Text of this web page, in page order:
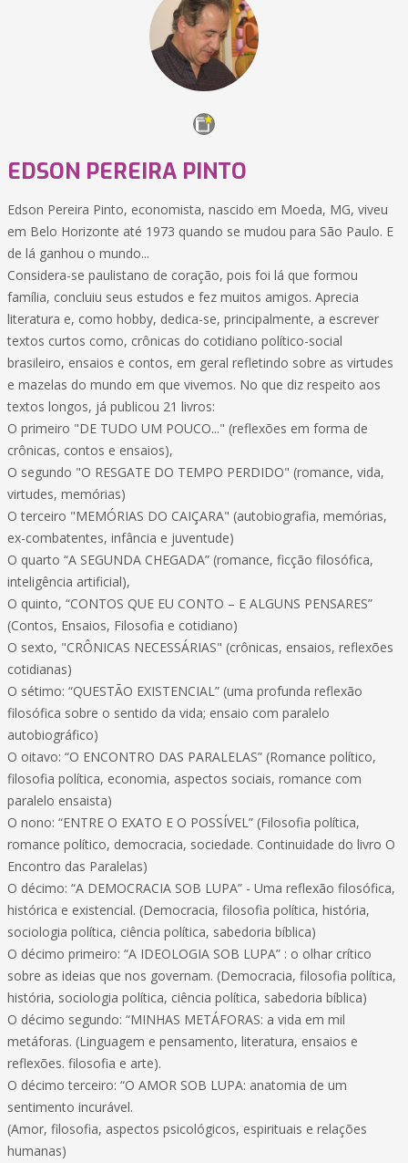
EDSON PEREIRA PINTO
Edson Pereira Pinto, economista, nascido em Moeda, MG, viveu
em Belo Horizonte até 1973 quando se mudou para São Paulo. E
de lá ganhou o mundo...
Considera-se paulistano de coração, pois foi lá que formou
família, concluiu seus estudos e fez muitos amigos. Aprecia
literatura e, como hobby, dedica-se, principalmente, a escrever
textos curtos como, crônicas do cotidiano político-social
brasileiro, ensaios e contos, em geral refletindo sobre as virtudes
e mazelas do mundo em que vivemos. No que diz respeito aos
textos longos, já publicou 21 livros:
O primeiro "DE TUDO UM POUCO..." (reflexões em forma de
crônicas, contos e ensaios),
O segundo "O RESGATE DO TEMPO PERDIDO" (romance, vida,
virtudes, memórias)
O terceiro "MEMÓRIAS DO CAIÇARA" (autobiografia, memórias,
ex-combatentes, infância e juventude)
O quarto “A SEGUNDA CHEGADA” (romance, ficção filosófica,
inteligência artificial),
O quinto, “CONTOS QUE EU CONTO – E ALGUNS PENSARES”
(Contos, Ensaios, Filosofia e cotidiano)
O sexto, "CRÔNICAS NECESSÁRIAS" (crônicas, ensaios, reflexões
cotidianas)
O sétimo: “QUESTÃO EXISTENCIAL” (uma profunda reflexão
filosófica sobre o sentido da vida; ensaio com paralelo
autobiográfico)
O oitavo: “O ENCONTRO DAS PARALELAS” (Romance político,
filosofia política, economia, aspectos sociais, romance com
paralelo ensaista)
O nono: “ENTRE O EXATO E O POSSÍVEL” (Filosofia política,
romance político, democracia, sociedade. Continuidade do livro O
Encontro das Paralelas)
O décimo: “A DEMOCRACIA SOB LUPA” - Uma reflexão filosófica,
histórica e existencial. (Democracia, filosofia política, história,
sociologia política, ciência política, sabedoria bíblica)
O décimo primeiro: “A IDEOLOGIA SOB LUPA” : o olhar crítico
sobre as ideias que nos governam. (Democracia, filosofia política,
história, sociologia política, ciência política, sabedoria bíblica)
O décimo segundo: “MINHAS METÁFORAS: a vida em mil
metáforas. (Linguagem e pensamento, literatura, ensaios e
reflexões. filosofia e arte).
O décimo terceiro: “O AMOR SOB LUPA: anatomia de um
sentimento incurável.
(Amor, filosofia, aspectos psicológicos, espirituais e relações
humanas)